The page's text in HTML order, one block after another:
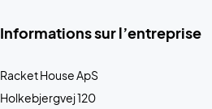
Informations sur l’entreprise
Racket House ApS
Holkebjergvej 120